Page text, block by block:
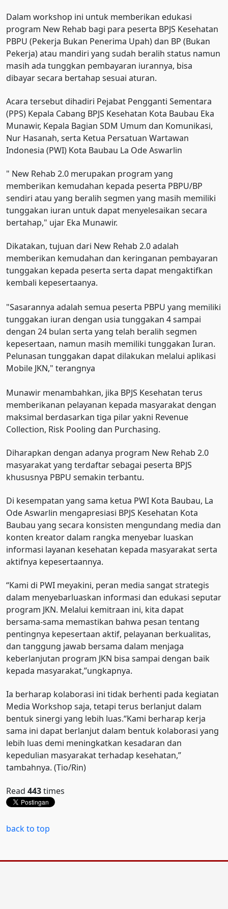
Dalam workshop ini untuk memberikan edukasi
program New Rehab bagi para peserta BPJS Kesehatan
PBPU (Pekerja Bukan Penerima Upah) dan BP (Bukan
Pekerja) atau mandiri yang sudah beralih status namun
masih ada tunggkan pembayaran iurannya, bisa
dibayar secara bertahap sesuai aturan.
Acara tersebut dihadiri Pejabat Pengganti Sementara
(PPS) Kepala Cabang BPJS Kesehatan Kota Baubau Eka
Munawir, Kepala Bagian SDM Umum dan Komunikasi,
Nur Hasanah, serta Ketua Persatuan Wartawan
Indonesia (PWI) Kota Baubau La Ode Aswarlin
" New Rehab 2.0 merupakan program yang
memberikan kemudahan kepada peserta PBPU/BP
sendiri atau yang beralih segmen yang masih memiliki
tunggakan iuran untuk dapat menyelesaikan secara
bertahap," ujar Eka Munawir.
Dikatakan, tujuan dari New Rehab 2.0 adalah
memberikan kemudahan dan keringanan pembayaran
tunggakan kepada peserta serta dapat mengaktifkan
kembali kepesertaanya.
"Sasarannya adalah semua peserta PBPU yang memiliki
tunggakan iuran dengan usia tunggakan 4 sampai
dengan 24 bulan serta yang telah beralih segmen
kepesertaan, namun masih memiliki tunggakan Iuran.
Pelunasan tunggakan dapat dilakukan melalui aplikasi
Mobile JKN," terangnya
Munawir menambahkan, jika BPJS Kesehatan terus
memberikanan pelayanan kepada masyarakat dengan
maksimal berdasarkan tiga pilar yakni Revenue
Collection, Risk Pooling dan Purchasing.
Diharapkan dengan adanya program New Rehab 2.0
masyarakat yang terdaftar sebagai peserta BPJS
khususnya PBPU semakin terbantu.
Di kesempatan yang sama ketua PWI Kota Baubau, La
Ode Aswarlin mengapresiasi BPJS Kesehatan Kota
Baubau yang secara konsisten mengundang media dan
konten kreator dalam rangka menyebar luaskan
informasi layanan kesehatan kepada masyarakat serta
aktifnya kepesertaannya.
“Kami di PWI meyakini, peran media sangat strategis
dalam menyebarluaskan informasi dan edukasi seputar
program JKN. Melalui kemitraan ini, kita dapat
bersama-sama memastikan bahwa pesan tentang
pentingnya kepesertaan aktif, pelayanan berkualitas,
dan tanggung jawab bersama dalam menjaga
keberlanjutan program JKN bisa sampai dengan baik
kepada masyarakat,”ungkapnya.
Ia berharap kolaborasi ini tidak berhenti pada kegiatan
Media Workshop saja, tetapi terus berlanjut dalam
bentuk sinergi yang lebih luas.“Kami berharap kerja
sama ini dapat berlanjut dalam bentuk kolaborasi yang
lebih luas demi meningkatkan kesadaran dan
kepedulian masyarakat terhadap kesehatan,”
tambahnya. (Tio/Rin)
Read 443times
back to top